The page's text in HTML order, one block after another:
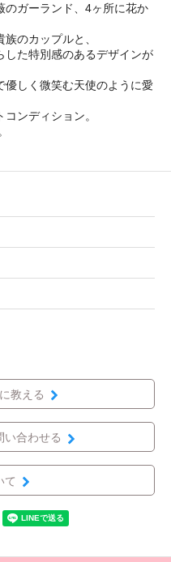
のガーランド、4ヶ所に花か
のカップルと、
した特別感のあるデザインが
しく微笑む天使のように愛
ンディション。
教える
い合わせる
て